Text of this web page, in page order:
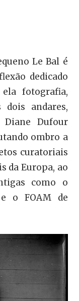
Le Bal é
dedicado
fotografia,
andares,
Diane Dufour
ombro a
curatoriais
da Europa, ao
como o
o FOAM de